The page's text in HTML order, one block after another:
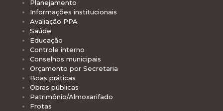
Planejamento
Informações institucionais
Avaliação PPA
Saúde
Educação
Controle interno
Conselhos municipais
Orçamento por Secretaria
Boas práticas
Obras públicas
Patrimônio/Almoxarifado
Frotas